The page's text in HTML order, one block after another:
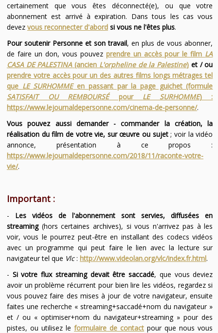
certainement que vous êtes déconnecté(e), ou que votre
abonnement est arrivé à expiration. Dans tous les cas vous
devez vous reconnecter d'abordsi vous ne l'êtes plus.
Pour soutenir Personne et son travail, en plus de vous abonner,
de faire un don, vous pouvez prendre un accès pour le film LA
CASA DE PALESTINA(ancien L'orpheline de la Palestine) et / ou
prendre votre accès pour un des autres films longs métrages tel
que LE SURHOMMEen passant par la page guichet (formule
SATISFAIT OU REMBOURSÉpour LE SURHOMME) :
https://www.lejournaldepersonne.com/cinema-de-personne/.
Vous pouvez aussi demander - commander la création, la
réalisation du film de votre vie, sur œuvre ou sujet; voir la vidéo
annonce, présentation à ce propos :
https://www.lejournaldepersonne.com/2018/11/raconte-votre-
vie/.
Important :
- Les vidéos de l'abonnement sont servies, diffusées en
streaming(hors certaines archives), si vous n'arrivez pas à les
voir, vous le pourrez peut-être en installant des codecs vidéos
avec un programme qui peut faire le lien avec la lecture sur
navigateur tel que Vlc: http://www.videolan.org/vlc/index.fr.html.
- Si votre flux streaming devait être saccadé, que vous deviez
avoir un problème récurrent pour bien lire les vidéos, regardez si
vous pouvez faire des mises à jour de votre navigateur, ensuite
faites une recherche « streaming+saccadé+nom du navigateur »
et / ou « optimiser+nom du navigateur+streaming » pour des
pistes, ou utilisez leformulaire de contact pour que nous vous